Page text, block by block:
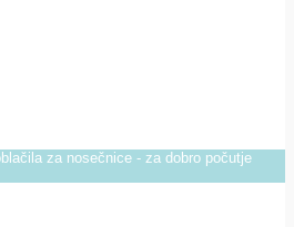
za nosečnice - za dobro počutje